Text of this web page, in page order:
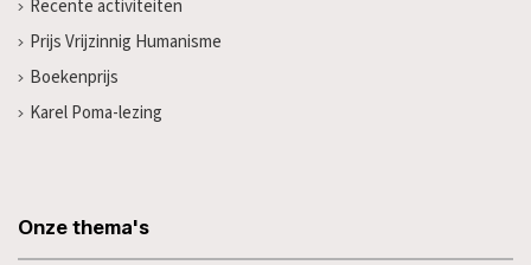
Recente activiteiten
Prijs Vrijzinnig Humanisme
Boekenprijs
Karel Poma-lezing
Onze thema's